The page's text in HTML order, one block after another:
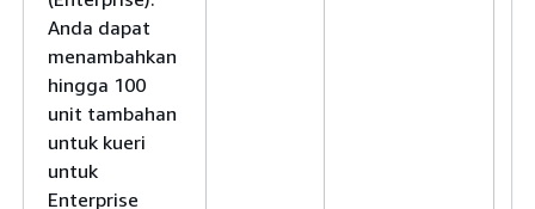
Anda dapat
menambahkan
hingga 100
unit tambahan
untuk kueri
untuk
Enterprise